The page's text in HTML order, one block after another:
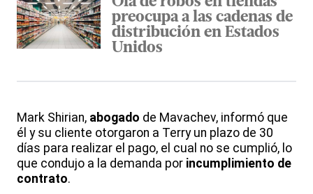
preocupa a las cadenas de
distribución en Estados
Unidos
Mark Shirian, abogado de Mavachev, informó que
él y su cliente otorgaron a Terry un plazo de 30
días para realizar el pago, el cual no se cumplió, lo
que condujo a la demanda por incumplimiento de
contrato.